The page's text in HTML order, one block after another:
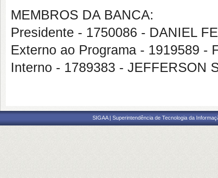
MEMBROS DA BANCA:
Presidente - 1750086 - DANIEL
Externo ao Programa - 1919589 -
Interno - 1789383 - JEFFERSON
SIGAA | Superintendência de Tecnologia da